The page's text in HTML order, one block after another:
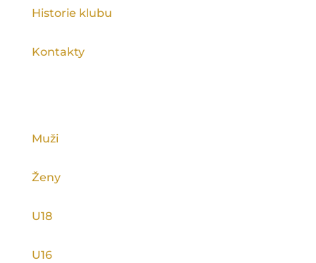
Historie klubu
Kontakty
Muži
Ženy
U18
U16